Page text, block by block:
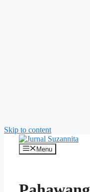
Skip to content
Menu